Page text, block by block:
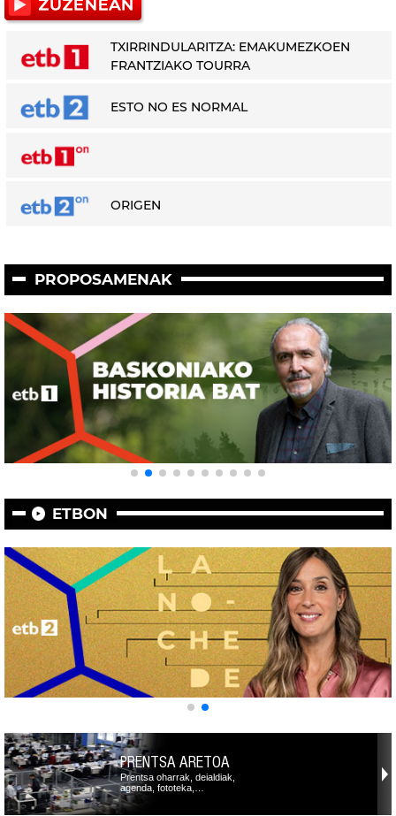
TXIRRINDULARITZA: EMAKUMEZKOEN
FRANTZIAKO TOURRA
ESTO NO ES NORMAL
ORIGEN
PROPOSAMENAK
ETBON
PRENTSA ARETOA
Prentsa oharrak, deialdiak,
agenda, fototeka,…